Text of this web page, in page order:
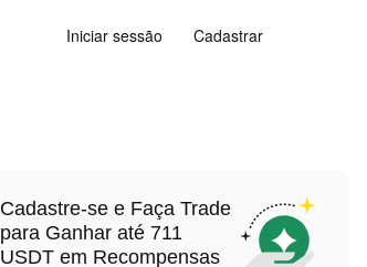
Iniciar sessão Cadastrar
Cadastre-se e Faça Trade
para Ganhar até 711
USDT em Recompensas